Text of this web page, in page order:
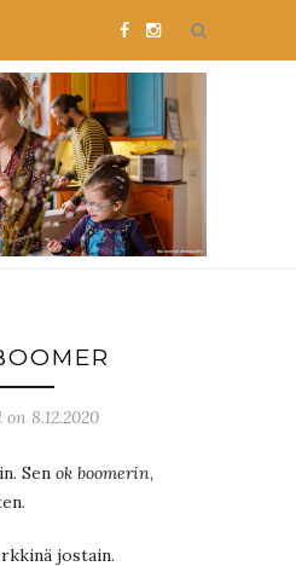
on 8.12.2020
Sen ok boomerin,
jostain.